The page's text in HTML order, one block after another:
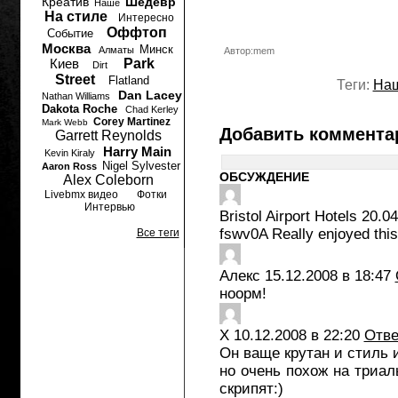
Автор:mem
Теги:
Добавить
ОБСУЖДЕНИЕ
Bristol Airport Hotels
fswv0A Really enjoyed
Алекс 15.12.2008 в 18:47
ноорм!
Х 10.12.2008 в 22:20
Он ваще крутан и стиль
но очень похож на
скрипят:)
Наше
На стиле Интересно
Событие
Оффтоп
Москва
Алматы Минск
Киев Dirt
Park
Street
Flatland
Nathan Williams Dan Lacey
Dakota Roche Chad Kerley
Mark Webb Corey Martinez
Garrett Reynolds
Kevin Kiraly Harry Main
Aaron Ross Nigel Sylvester
Alex Coleborn
Livebmx видео
Фотки
Интервью
Все теги